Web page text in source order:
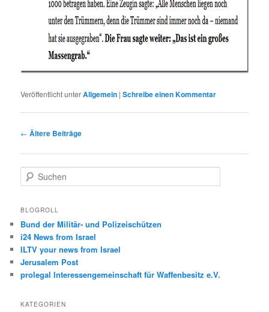
Veröffentlicht unterAllgemein |Schreibe einen Kommentar
Beitragsnavigation
← Ältere Beiträge
u
h
n
BLOGROLL
Bund der Militär- und Polizeischützen
i24 News from Israel
ILTV your news from Israel
Jerusalem Post
prolegal Interessengemeinschaft für Waffenbesitz e.V.
KATEGORIEN